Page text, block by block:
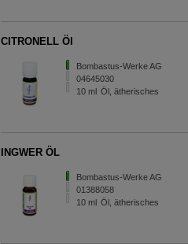
CITRONELL Öl
Bombastus-Werke AG
04645030
10 ml Öl, ätherisches
INGWER ÖL
Bombastus-Werke AG
01388058
10 ml Öl, ätherisches